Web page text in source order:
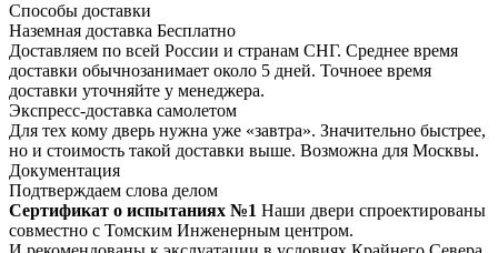
Способы доставки
Наземная доставка Бесплатно
Доставляем по всей России и странам СНГ. Среднее время
доставки обычнозанимает около 5 дней. Точноее время
доставки уточняйте у менеджера.
Экспресс-доставка самолетом
Для тех кому дверь нужна уже «завтра». Значительно быстрее,
но и стоимость такой доставки выше. Возможна для Москвы.
Документация
Подтверждаем слова делом
Сертификат о испытаниях №1 Наши двери спроектированы
совместно с Томским Инженерным центром.